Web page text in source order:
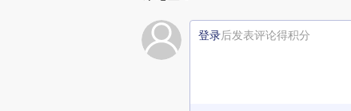
登录后发表评论得积分